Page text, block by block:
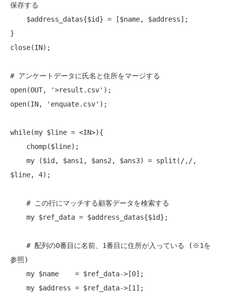
保存する
close(IN);
# アンケートデータに氏名と住所をマージする
open
open(IN, 'enquate.csv');
while(my $line = <IN>){
chomp($line);
my ($id, $ans1, $ans2, $ans3) = split (/,/,
$line, 4);
# この行にマッチする顧客データを検索する
my $ref_data = $address_datas{$id};
# 配列の0番目に名前、1番目に住所が入っている (※1を
参照)
my $name    = $ref_data->[0];
my $address = $ref_data->[1];